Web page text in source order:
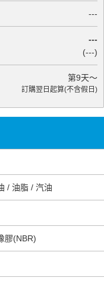
---
---
(---)
第9天～
訂購翌日起算(不含假日)
/ 油脂 / 汽油
膠(NBR)